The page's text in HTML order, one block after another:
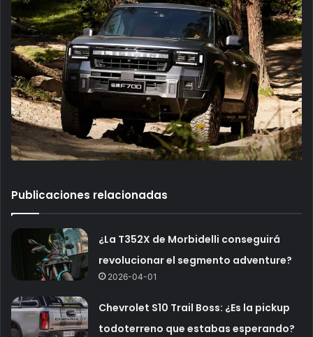
Publicaciones relacionadas
¿La T352X de Morbidelli conseguirá
revolucionar el segmento adventure?
2026-04-01
Chevrolet S10 Trail Boss: ¿Es la pickup
todoterreno que estabas esperando?